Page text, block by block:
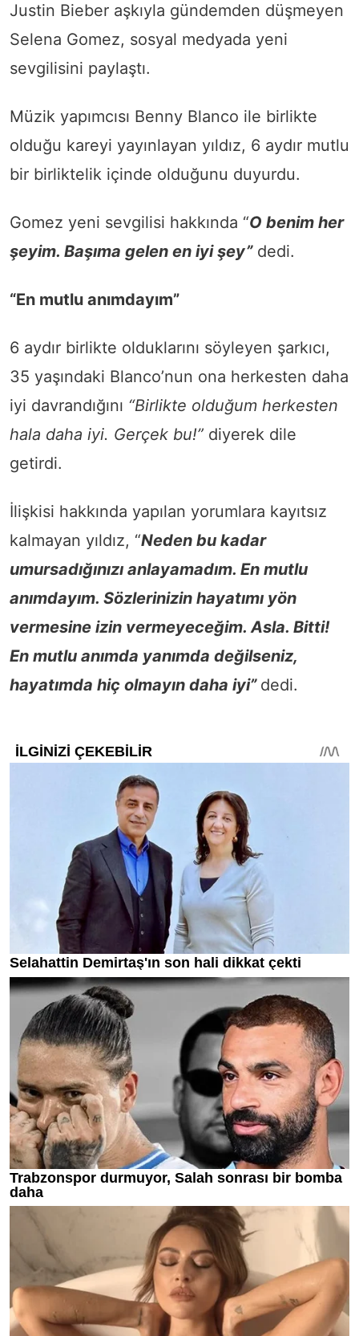
Justin Bieber aşkıyla gündemden düşmeyen
Selena Gomez, sosyal medyada yeni
sevgilisini paylaştı.
Müzik yapımcısı Benny Blanco ile birlikte
olduğu kareyi yayınlayan yıldız, 6 aydır mutlu
bir birliktelik içinde olduğunu duyurdu.
Gomez yeni sevgilisi hakkında “O benim her
şeyim. Başıma gelen en iyi şey”dedi.
“En mutlu anımdayım”
6 aydır birlikte olduklarını söyleyen şarkıcı,
35 yaşındaki Blanco’nun ona herkesten daha
iyi davrandığını “Birlikte olduğum herkesten
hala daha iyi. Gerçek bu!” diyerek dile
getirdi.
İlişkisi hakkında yapılan yorumlara kayıtsız
kalmayan yıldız, “Neden bu kadar
umursadığınızı anlayamadım. En mutlu
anımdayım. Sözlerinizin hayatımı yön
vermesine izin vermeyeceğim. Asla. Bitti!
En mutlu anımda yanımda değilseniz,
hayatımda hiç olmayın daha iyi” dedi.